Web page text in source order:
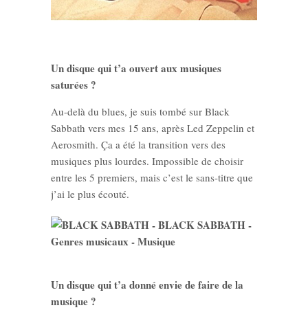
Un disque qui t’a ouvert aux musiques
saturées ?
Au-delà du blues, je suis tombé sur Black
Sabbath vers mes 15 ans, après Led Zeppelin et
Aerosmith. Ça a été la transition vers des
musiques plus lourdes. Impossible de choisir
entre les 5 premiers, mais c’est le sans-titre que
j’ai le plus écouté.
Un disque qui t’a donné envie de faire de la
musique ?